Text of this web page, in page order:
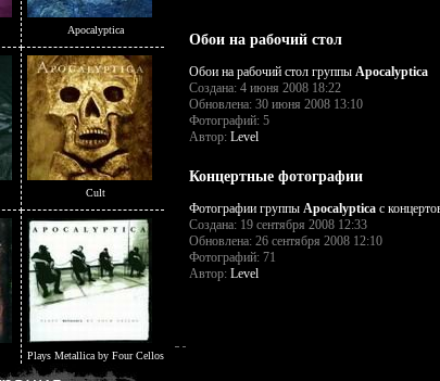
Apocalyptica
Cult
Plays Metallica by Four Cellos
Обои на рабочий стол
Обои на рабочий стол группы Apocalyptica
Создана: 4 июня 2008 18:22
Обновлена: 30 июня 2008 13:10
Фотографий: 5
Автор: Level
Концертные фотографии
Фотографии группы Apocalyptica с
Создана: 19 сентября 2008 12:33
Обновлена: 26 сентября 2008 12:10
Фотографий: 71
Автор: Level